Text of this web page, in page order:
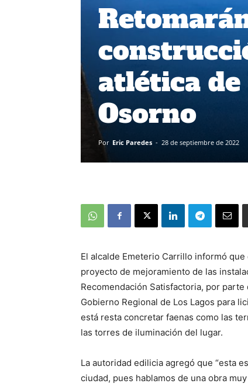
atlética
Osorno
Por Eric Paredes - 28 de septiembre de 2022
El alcalde Emeterio Carrillo informó
proyecto de mejoramiento de las
Recomendación Satisfactoria, por
Gobierno Regional de Los Lagos para
está resta concretar faenas como las
las torres de iluminación del lugar.
La autoridad edilicia agregó que “esta
ciudad, pues hablamos de una obra